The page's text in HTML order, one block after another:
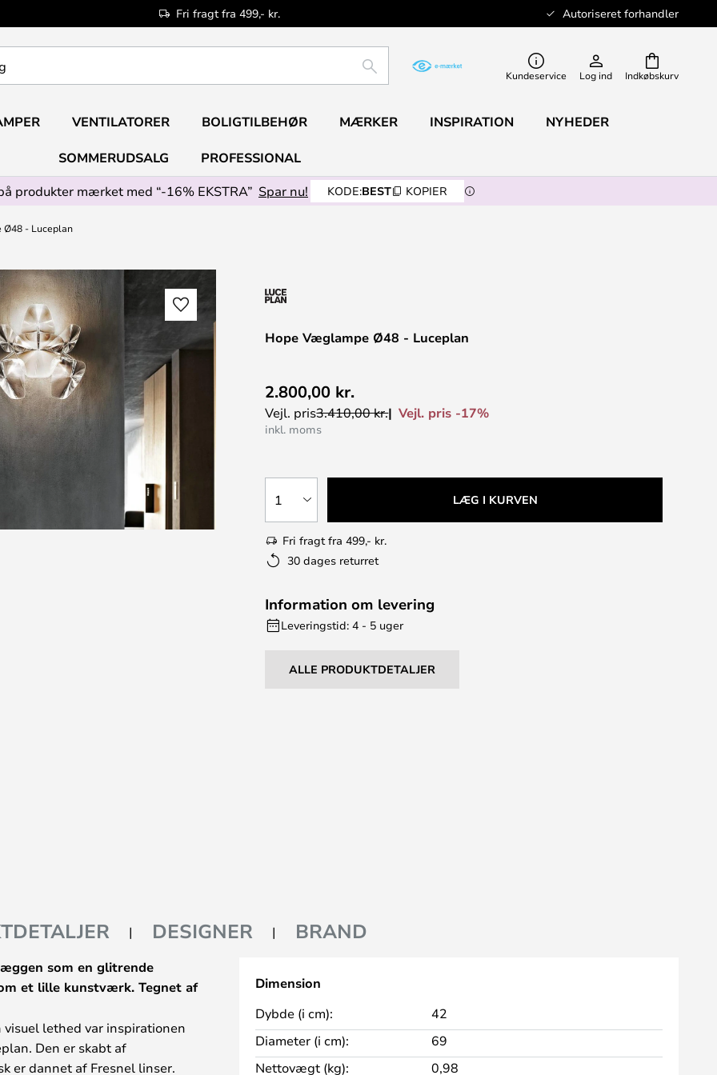
Fri fragt fra 499,- kr. Autoriseret forhandler
Indkøbskurv
SØG Kundeservice Log ind
VENTILATORER BOLIGTILBEHØR MÆRKER INSPIRATION NYHEDER
SOMMERUDSALG
PROFESSIONAL
produkter mærket med “-16% EKSTRA” Spar nu! KODE:BEST KOPIER
Ø48 - Luceplan
Hope Væglampe Ø48 - Luceplan
2.800,00 kr.
Vejl. pris3.410,00 kr. Vejl. pris -17%
inkl. moms
1 LÆG I KURVEN
Fri fragt fra 499,- kr.
30 dages returret
Information om levering
Leveringstid: 4 - 5 uger
ALLE PRODUKTDETALJER
DESIGNER BRAND
som en glitrende
et lille kunstværk. Tegnet af
lethed var inspirationen
Den er skabt af
er dannet af Fresnel linser.
Dimension
Dybde (i cm):
42
Diameter (i cm):
69
Nettovægt (kg):
0,98